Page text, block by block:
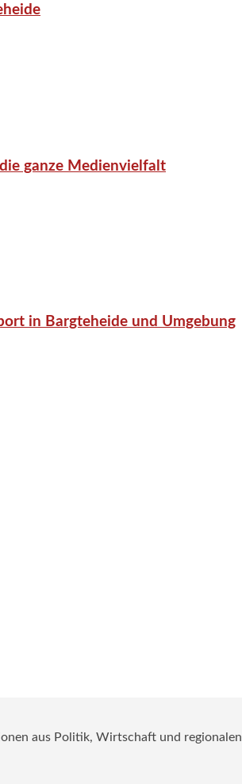
ganze Medienvielfalt
in Bargteheide und Umgebung
aus Politik, Wirtschaft und